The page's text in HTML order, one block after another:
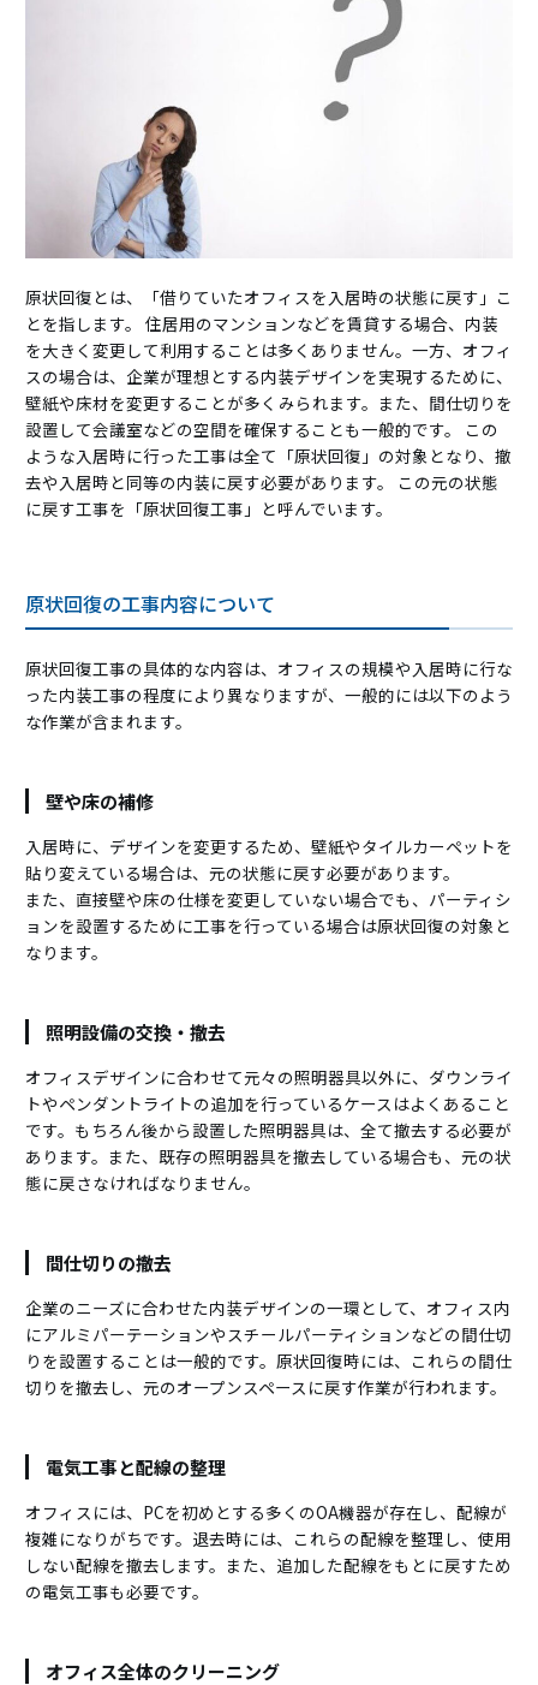
原状回復とは、「借りていたオフィスを入居時の状態に戻す」こ
とを指します。 住居用のマンションなどを賃貸する場合、内装
を大きく変更して利用することは多くありません。一方、オフィ
スの場合は、企業が理想とする内装デザインを実現するために、
壁紙や床材を変更することが多くみられます。また、間仕切りを
設置して会議室などの空間を確保することも一般的です。 この
ような入居時に行った工事は全て「原状回復」の対象となり、撤
去や入居時と同等の内装に戻す必要があります。 この元の状態
に戻す工事を「原状回復工事」と呼んでいます。
原状回復の工事内容について
原状回復工事の具体的な内容は、オフィスの規模や入居時に行な
った内装工事の程度により異なりますが、一般的には以下のよう
な作業が含まれます。
壁や床の補修
入居時に、デザインを変更するため、壁紙やタイルカーペットを
貼り変えている場合は、元の状態に戻す必要があります。
また、直接壁や床の仕様を変更していない場合でも、パーティシ
ョンを設置するために工事を行っている場合は原状回復の対象と
なります。
照明設備の交換・撤去
オフィスデザインに合わせて元々の照明器具以外に、ダウンライ
トやペンダントライトの追加を行っているケースはよくあること
です。もちろん後から設置した照明器具は、全て撤去する必要が
あります。また、既存の照明器具を撤去している場合も、元の状
態に戻さなければなりません。
間仕切りの撤去
企業のニーズに合わせた内装デザインの一環として、オフィス内
にアルミパーテーションやスチールパーティションなどの間仕切
りを設置することは一般的です。原状回復時には、これらの間仕
切りを撤去し、元のオープンスペースに戻す作業が行われます。
電気工事と配線の整理
オフィスには、PCを初めとする多くのOA機器が存在し、配線が
複雑になりがちです。退去時には、これらの配線を整理し、使用
しない配線を撤去します。また、追加した配線をもとに戻すため
の電気工事も必要です。
オフィス全体のクリーニング